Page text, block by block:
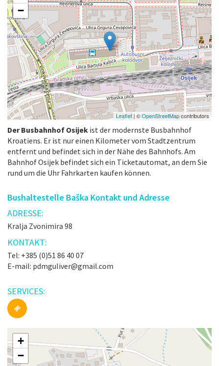
−
Leaflet | ©OpenStreetMapcontributors
Der Busbahnhof Osijek ist der modernste Busbahnhof
Kroatiens. Er ist nur einen Kilometer vom Stadtzentrum
entfernt und befindet sich in der Nähe des Bahnhofs. Am
Bahnhof Osijek befindet sich ein Ticketautomat, an dem Sie
rund um die Uhr Fahrkarten kaufen können.
Bushaltestelle Baška Kontakt und Adresse
ADRESSE:
Kralja Zvonimira 98
KONTAKT:
Tel: +385 (0)51 86 40 07
E-mail: pdmguliver@gmail.com
SERVICES:
+
−